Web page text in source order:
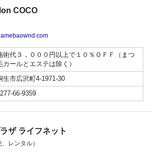
COCO
術代３，０００円以上で１０％ＯＦＦ（まつ
カールとエステは除く）
生市広沢町4-1971-30
66-9359
ザ ライフネット
、レンタル）